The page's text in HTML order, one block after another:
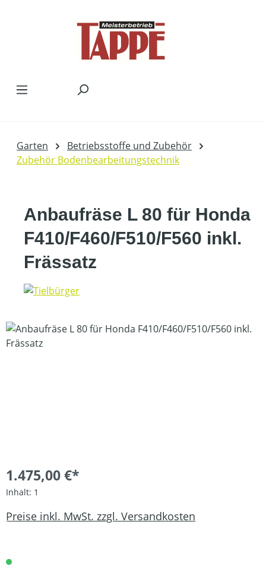
Garten
Betriebsstoffe und Zubehör
Zubehör Bodenbearbeitungstechnik
Anbaufräse L 80 für Honda
F410/F460/F510/F560 inkl.
Frässatz
Bildergalerie überspringen
1.475,00 €*
Inhalt: 1
Preise inkl. MwSt. zzgl. Versandkosten